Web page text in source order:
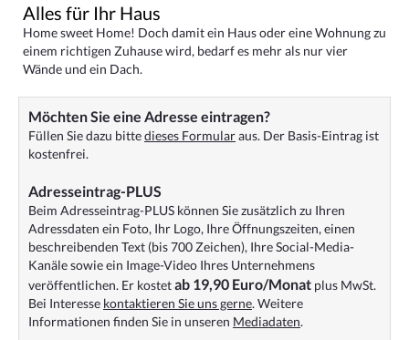
Alles für Ihr Haus
Home sweet Home! Doch damit ein Haus oder eine Wohnung zu
einem richtigen Zuhause wird, bedarf es mehr als nur vier
Wände und ein Dach.
Möchten Sie eine Adresse eintragen?
Füllen Sie dazu bittedieses Formularaus. Der Basis-Eintrag ist
kostenfrei.
Adresseintrag-PLUS
Beim Adresseintrag-PLUS können Sie zusätzlich zu Ihren
Adressdaten ein Foto, Ihr Logo, Ihre Öffnungszeiten, einen
beschreibenden Text (bis 700 Zeichen), Ihre Social-Media-
Kanäle sowie ein Image-Video Ihres Unternehmens
veröffentlichen. Er kostetab 19,90 Euro/Monat plus MwSt.
Bei Interesse kontaktieren Sie uns gerne. Weitere
Informationen finden Sie in unseren Mediadaten.